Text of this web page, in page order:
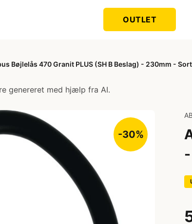
OUTLET
Bøjlelås 470 Granit PLUS (SH B Beslag) - 230mm - Sort
genereret med hjælp fra AI.
-30%